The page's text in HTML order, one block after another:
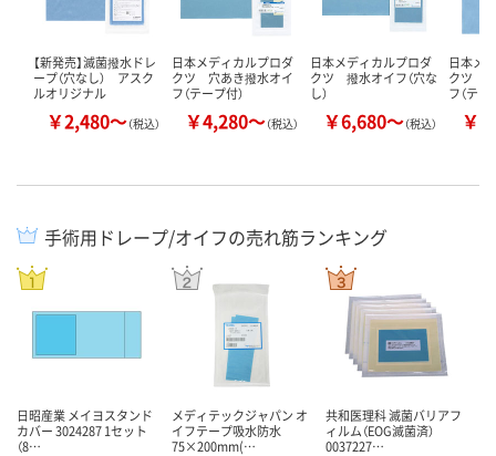
【新発売】滅菌撥水ドレ
ープ（穴なし） アスク
ルオリジナル
￥2,480～（税込）
日本メディカルプロダ
クツ 穴あき撥水オイ
フ（テープ付）
￥4,280～（税込）
日本メディカルプロダ
クツ 撥水オイフ（穴な
し）
￥6,680～（税込）
日本メ
クツ 穴
フ（テー
￥
手術用ドレープ/オイフの売れ筋ランキング
日昭産業 メイヨスタンド
カバー 3024287 1セット
（8…
メディテックジャパン オ
イフテープ吸水防水
75×200mm(…
共和医理科 滅菌バリアフ
ィルム（EOG滅菌済）
0037227…